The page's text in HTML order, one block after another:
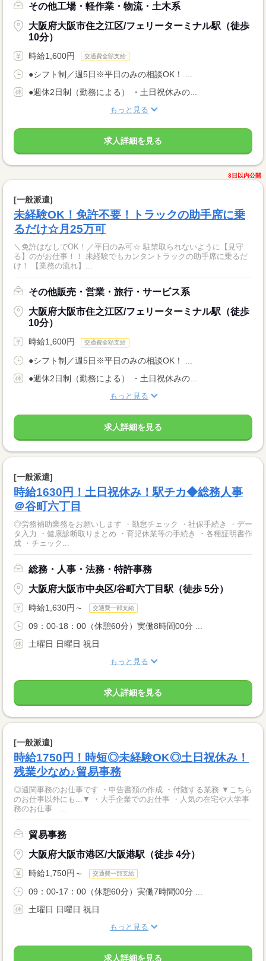
その他工場・軽作業・物流・土木系
大阪府大阪市住之江区/フェリーターミナル駅（徒歩
10分）
時給1,600円 交通費全額支給
●シフト制／週5日※平日のみの相談OK！ ...
●週休2日制（勤務による） ・土日祝休みの...
もっと見る
求人詳細を見る
3日以内公開
[一般派遣]
未経験OK！免許不要！トラックの助手席に乗
るだけ☆月25万可
＼免許はなしでOK！／平日のみ可☆ 駐禁取られないように【見守
る】のがお仕事！！ 未経験でもカンタントラックの助手席に乗るだ
け！ 【業務の流れ】...
その他販売・営業・旅行・サービス系
大阪府大阪市住之江区/フェリーターミナル駅（徒歩
10分）
時給1,600円 交通費全額支給
●シフト制／週5日※平日のみの相談OK！ ...
●週休2日制（勤務による） ・土日祝休みの...
もっと見る
求人詳細を見る
[一般派遣]
時給1630円！土日祝休み！駅チカ◆総務人事
＠谷町六丁目
◎労務補助業務をお願いします ・勤怠チェック ・社保手続き ・デー
タ入力 ・健康診断取りまとめ ・育児休業等の手続き ・各種証明書作
成 ・チェック...
総務・人事・法務・特許事務
大阪府大阪市中央区/谷町六丁目駅（徒歩 5分）
時給1,630円～ 交通費一部支給
09：00-18：00（休憩60分）実働8時間00分 ...
土曜日 日曜日 祝日
もっと見る
求人詳細を見る
[一般派遣]
時給1750円！時短◎未経験OK◎土日祝休み！
残業少なめ♪貿易事務
◎通関事務のお仕事です ・申告書類の作成 ・付随する業務 ▼こちら
のお仕事以外にも...▼ ・大手企業でのお仕事 ・人気の在宅や大学事
務のお仕事 ...
貿易事務
大阪府大阪市港区/大阪港駅（徒歩 4分）
時給1,750円～ 交通費一部支給
09：00-17：00（休憩60分）実働7時間00分 ...
土曜日 日曜日 祝日
もっと見る
求人詳細を見る